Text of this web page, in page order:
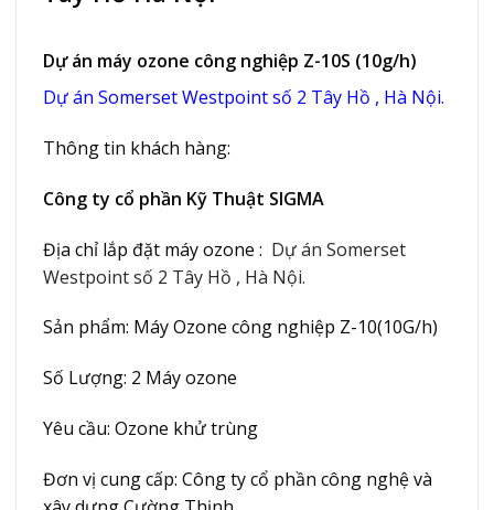
Dự án máy ozone công nghiệp Z-10S (10g/h)
Dự án Somerset Westpoint số 2 Tây Hồ , Hà Nội.
Thông tin khách hàng:
Công ty cổ phần Kỹ Thuật SIGMA
Địa chỉ lắp đặt máy ozone : Dự án Somerset
Westpoint số 2 Tây Hồ , Hà Nội.
Sản phẩm: Máy Ozone công nghiệp Z-10(10G/h)
Số Lượng: 2 Máy ozone
Yêu cầu: Ozone khử trùng
Đơn vị cung cấp: Công ty cổ phần công nghệ và